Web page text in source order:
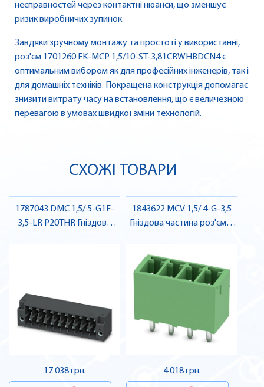
несправностей через контактні нюанси, що зменшує
ризик виробничих зупинок.
Завдяки зручному монтажу та простоті у використанні,
роз'єм 1701260 FK-MCP 1,5/10-ST-3,81CRWHBDCN4 є
оптимальним вибором як для професійних інженерів, так і
для домашніх техніків. Покращена конструкція допомагає
знизити витрату часу на встановлення, що є величезною
перевагою в умовах швидкої зміни технологій.
СХОЖІ ТОВАРИ
1787043 DMC 1,5/ 5-G1F-
3,5-LR P20THR Гніздова
17 038 грн.
1843622 MCV 1,5/ 4-G-3,5
Гніздова частина роз'єму ,
4 018 грн.